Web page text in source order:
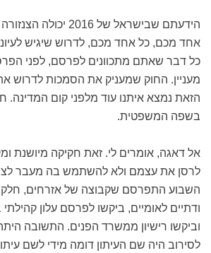
הידעתם שבישראל של
אחד מכם, כל אחד מכם, לדרוש שיגיש
כל דבר שאתם מתכוונים לפרסם, לפני
מעניין. החוק שמעניק את הסמכות לדרוש
הזאת נמצא איתנו עוד מלפני קום המדינה.
בשפה המשפטית.
אל דאגה, אומרים לי. זאת חקיקה מיושנת
לרסן את עצמם ולא להשתמש בה מעבר
השבוע התפרסם שקבוצה של אזרחים,
ודתיים לאומיים, ביקשו לפרסם עלון
וביקשו רישיון ממשרד הפנים. התשובה
לסירוב היה שם העיתון דומה מידי לשם